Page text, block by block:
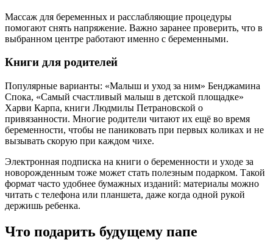
Массаж для беременных и расслабляющие процедуры
помогают снять напряжение. Важно заранее проверить, что в
выбранном центре работают именно с беременными.
Книги для родителей
Популярные варианты: «Малыш и уход за ним» Бенджамина
Спока, «Самый счастливый малыш в детской площадке»
Харви Карпа, книги Людмилы Петрановской о
привязанности. Многие родители читают их ещё во время
беременности, чтобы не паниковать при первых коликах и не
вызывать скорую при каждом чихе.
Электронная подписка на книги о беременности и уходе за
новорожденным тоже может стать полезным подарком. Такой
формат часто удобнее бумажных изданий: материалы можно
читать с телефона или планшета, даже когда одной рукой
держишь ребенка.
Что подарить будущему папе